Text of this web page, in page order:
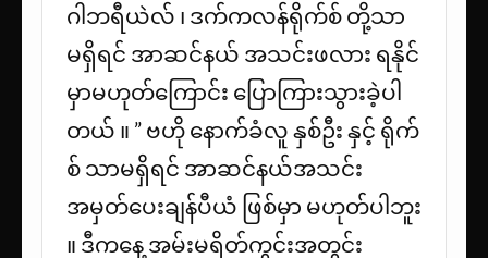
ဂါဘရီယဲလ် ၊ ဒက်ကလန်ရိုက်စ် တို့သာ
မရှိရင် အာဆင်နယ် အသင်းဖလား ရနိုင်
မှာမဟုတ်ကြောင်း ပြောကြားသွားခဲ့ပါ
တယ် ။ ” ဗဟို နောက်ခံလူ နှစ်ဦး နှင့် ရိုက်
စ် သာမရှိရင် အာဆင်နယ်အသင်း
အမှတ်ပေးချန်ပီယံ ဖြစ်မှာ မဟုတ်ပါဘူး
။ ဒီကနေ့ အမ်းမရိတ်ကွင်းအတွင်း